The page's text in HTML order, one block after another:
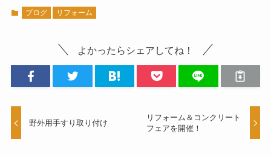
ブログ リフォーム
よかったらシェアしてね！
野外用手すり取り付け
リフォーム＆コンクリート
フェアを開催！